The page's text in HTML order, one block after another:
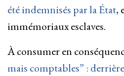
été indemnisés par la État,
immémoriaux esclaves.
À consumer en
mais comptables” :